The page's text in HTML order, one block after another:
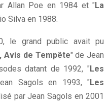
Allan Poe en 1984 et " La
Silva en 1988.
le grand public avait pu
Avis de Tempête" de Jean
datant de 1992, " Les
Sagols en 1993, " Les
par Jean Sagols en 2001